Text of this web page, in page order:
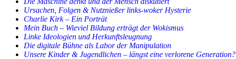
Ursachen, Folgen & Nutznießer links-woker Hysterie
Charlie Kirk – Ein Porträt
Mein Buch – Wieviel Bildung erträgt der Wokismus
Linke Ideologien und Herkunftsleugnung
Die digitale Bühne als Labor der Manipulation
Unsere Kinder & Jugendlichen – längst eine verlorene Generation?